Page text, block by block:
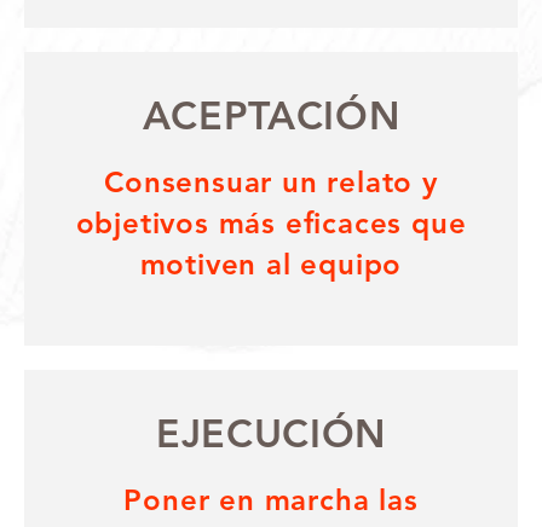
ACEPTACIÓN
Consensuar un relato y
objetivos más eficaces que
motiven al equipo
EJECUCIÓN
Poner en marcha las